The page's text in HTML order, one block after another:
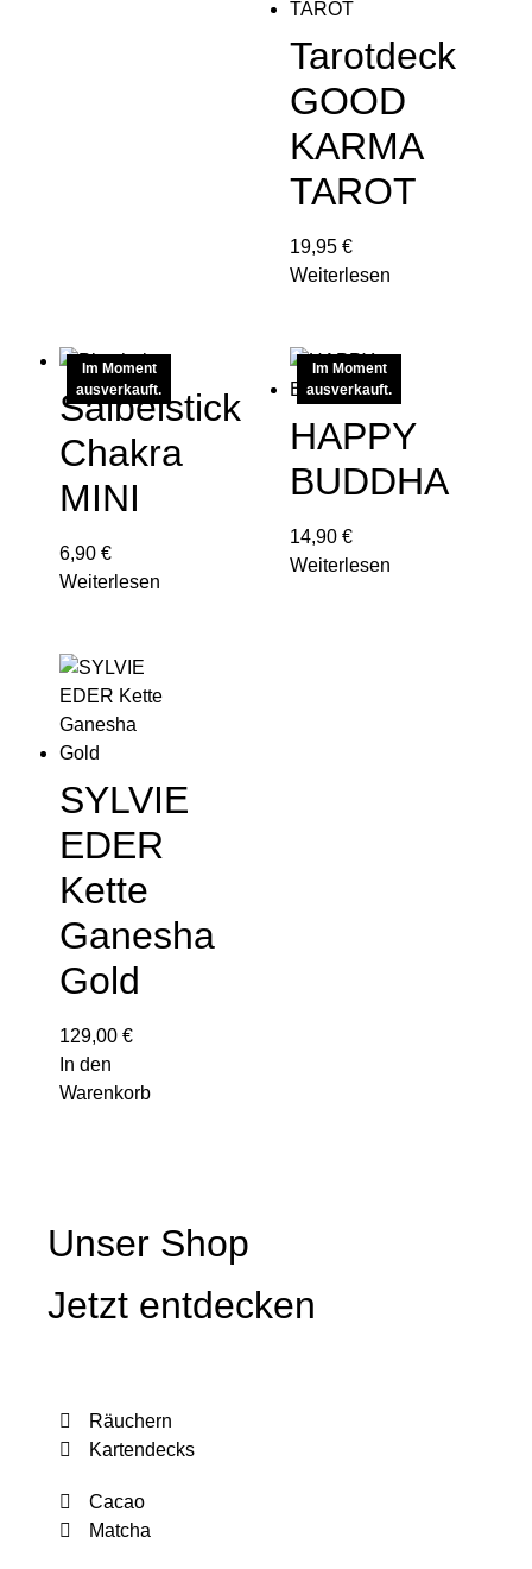
Tarotdeck
GOOD
KARMA
TAROT
19,95 €
Weiterlesen
Im Moment
ausverkauft.
Salbeistick
Chakra
MINI
6,90 €
Weiterlesen
Im Moment
ausverkauft.
HAPPY
BUDDHA
14,90 €
Weiterlesen
SYLVIE
EDER
Kette
Ganesha
Gold
129,00 €
In den
Warenkorb
Unser Shop
Jetzt entdecken
Räuchern
Kartendecks
Cacao
Matcha